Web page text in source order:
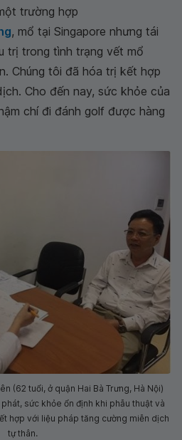
trường hợp
, mổ tại Singapore nhưng tái
trị trong tình trạng vết mổ
Chúng tôi đã hóa trị kết hợp
Cho đến nay, sức khỏe của
chí đi đánh golf được hàng
(62 tuổi, ở quận Hai Bà Trưng, Hà Nội)
sức khỏe ổn định khi phẫu thuật và
hợp với liệu pháp tăng cường miễn dịch
tự thân.